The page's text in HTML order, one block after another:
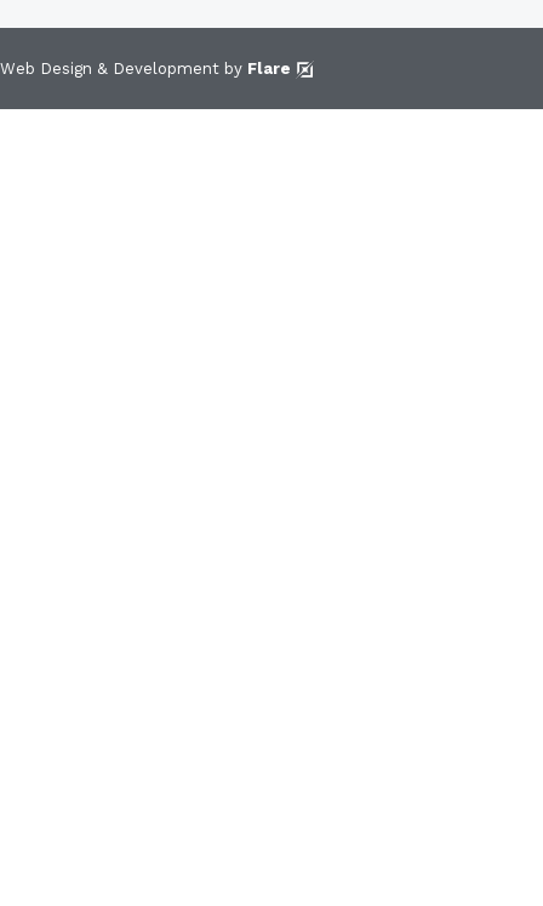
Web Design & Development by Flare